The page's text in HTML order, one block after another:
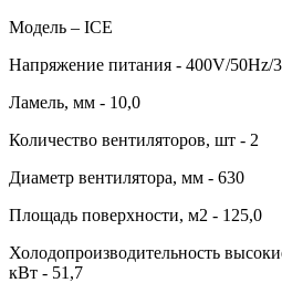
Модель – ICE
Напряжение питания - 400V/50Hz/
Ламель, мм - 10,0
Количество вентиляторов, шт - 2
Диаметр вентилятора, мм - 630
Площадь поверхности, м2 - 125,0
Холодопроизводительность
кВт - 51,7